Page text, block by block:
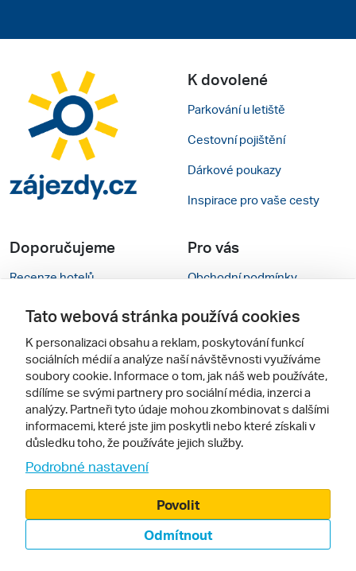
K dovolené
Parkování u letiště
Cestovní pojištění
Dárkové poukazy
Inspirace pro vaše cesty
Doporučujeme
Recenze hotelů
Rady na cestu
Cestovní kanceláře
Zájazdy.sk
Pro vás
Obchodní podmínky
Kontakty
Nastavení cookies
Verze webu pro PC
Sledujte nás
© 2000 - 2026, Zájezdy.cz
Tato webová stránka používá cookies
K personalizaci obsahu a reklam, poskytování funkcí
sociálních médií a analýze naší návštěvnosti využíváme
soubory cookie. Informace o tom, jak náš web používáte,
sdílíme se svými partnery pro sociální média, inzerci a
analýzy. Partneři tyto údaje mohou zkombinovat s dalšími
informacemi, které jste jim poskytli nebo které získali v
důsledku toho, že používáte jejich služby.
Podrobné nastavení
Odmítnout
Povolit